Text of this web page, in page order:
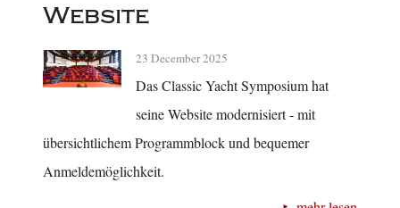
Website
23 December 2025
Das Classic Yacht Symposium hat
seine Website modernisiert - mit
übersichtlichem Programmblock und bequemer
Anmeldemöglichkeit.